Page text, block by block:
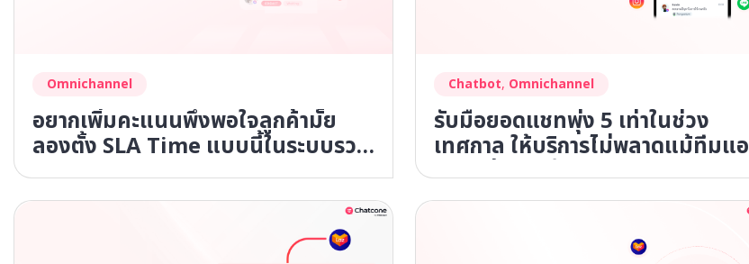
Omnichannel
อยากเพิ่มคะแนนพึงพอใจลูกค้ามั้ย
ลองตั้ง SLA Time แบบนี้ในระบบรวม
แชท
Chatbot, Omnichannel
รับมือยอดแชทพุ่ง 5 เท่าในช่วง
เทศกาล ให้บริการไม่พลาดแม้ทีมแอ
ดมินเท่าเดิม ด้วยระบบรวมแชทและ
AI Chatbot